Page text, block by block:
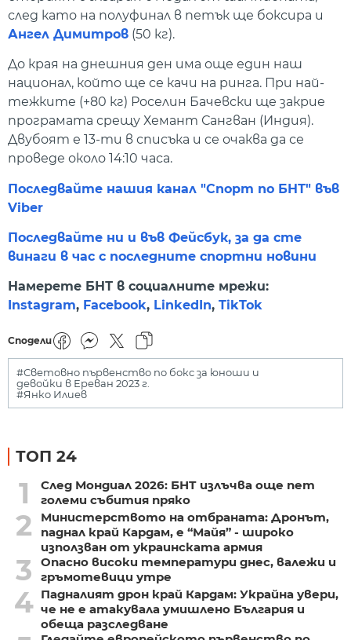
след като на полуфинал в петък ще боксира и
Ангел Димитров (50 кг).
До края на днешния ден има още един наш
национал, който ще се качи на ринга. При най-
тежките (+80 кг) Роселин Бачевски ще закрие
програмата срещу Хемант Сангван (Индия).
Двубоят е 13-ти в списъка и се очаква да се
проведе около 14:10 часа.
Последвайте нашия канал "Спорт по БНТ" във
Viber
Последвайте ни и във Фейсбук, за да сте
винаги в час с последните спортни новини
Намерете БНТ в социалните мрежи:
Instagram, Facebook, LinkedIn, TikTok
Сподели
#Световно първенство по бокс за юноши и
девойки в Ереван 2023 г.
#Янко Илиев
ТОП 24
1
След Мондиал 2026: БНТ излъчва още пет
големи събития пряко
2
Министерството на отбраната: Дронът,
паднал край Кардам, е “Майя” - широко
използван от украинската армия
3
Опасно високи температури днес, валежи и
гръмотевици утре
4 Падналият дрон край Кардам: Украйна увери,
че не е атакувала умишлено България и
обеща разследване